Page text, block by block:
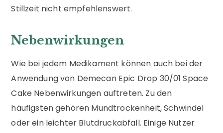
Stillzeit nicht empfehlenswert.
Nebenwirkungen
Wie bei jedem Medikament können auch bei der
Anwendung von Demecan Epic Drop 30/01 Space
Cake Nebenwirkungen auftreten. Zu den
häufigsten gehören Mundtrockenheit, Schwindel
oder ein leichter Blutdruckabfall. Einige Nutzer